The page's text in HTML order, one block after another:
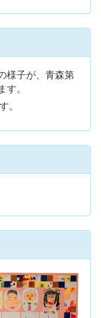
様子が、青森第
。
。